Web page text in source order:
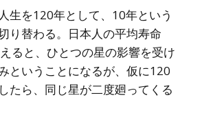
生を120年として、10年という
り替わる。日本人の平均寿命
ると、ひとつの星の影響を受け
ということになるが、仮に120
たら、同じ星が二度廻ってくる